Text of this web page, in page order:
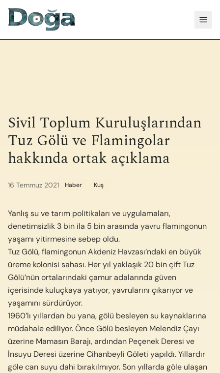
Sivil Toplum Kuruluşlarından
Tuz Gölü ve Flamingolar
hakkında ortak açıklama
16 Temmuz 2021 Haber Kuş
Yanlış su ve tarım politikaları ve uygulamaları,
denetimsizlik 3 bin ila 5 bin arasında yavru flamingonun
yaşamı yitirmesine sebep oldu.
Tuz Gölü, flamingonun Akdeniz Havzası’ndaki en büyük
üreme kolonisi sahası. Her yıl yaklaşık 20 bin çift Tuz
Gölü’nün ortalarındaki çamur adalarında güven
içerisinde kuluçkaya yatıyor, yavrularını çıkarıyor ve
yaşamını sürdürüyor.
1960’lı yıllardan bu yana, gölü besleyen su kaynaklarına
müdahale ediliyor. Önce Gölü besleyen Melendiz Çayı
üzerine Mamasın Barajı, ardından Peçenek Deresi ve
İnsuyu Deresi üzerine Cihanbeyli Göleti yapıldı. Yıllardır
göle can suyu dahi bırakılmıyor. Son yıllarda göle ulaşan